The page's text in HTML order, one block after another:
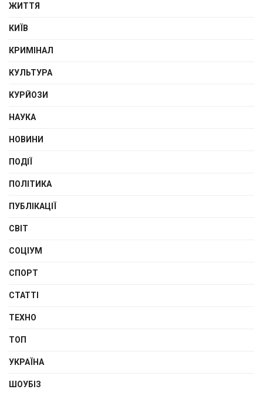
ЖИТТЯ
КИЇВ
КРИМІНАЛ
КУЛЬТУРА
КУРЙОЗИ
НАУКА
НОВИНИ
ПОДІЇ
ПОЛІТИКА
ПУБЛІКАЦІЇ
СВІТ
СОЦІУМ
СПОРТ
СТАТТІ
ТЕХНО
ТОП
УКРАЇНА
ШОУБІЗ